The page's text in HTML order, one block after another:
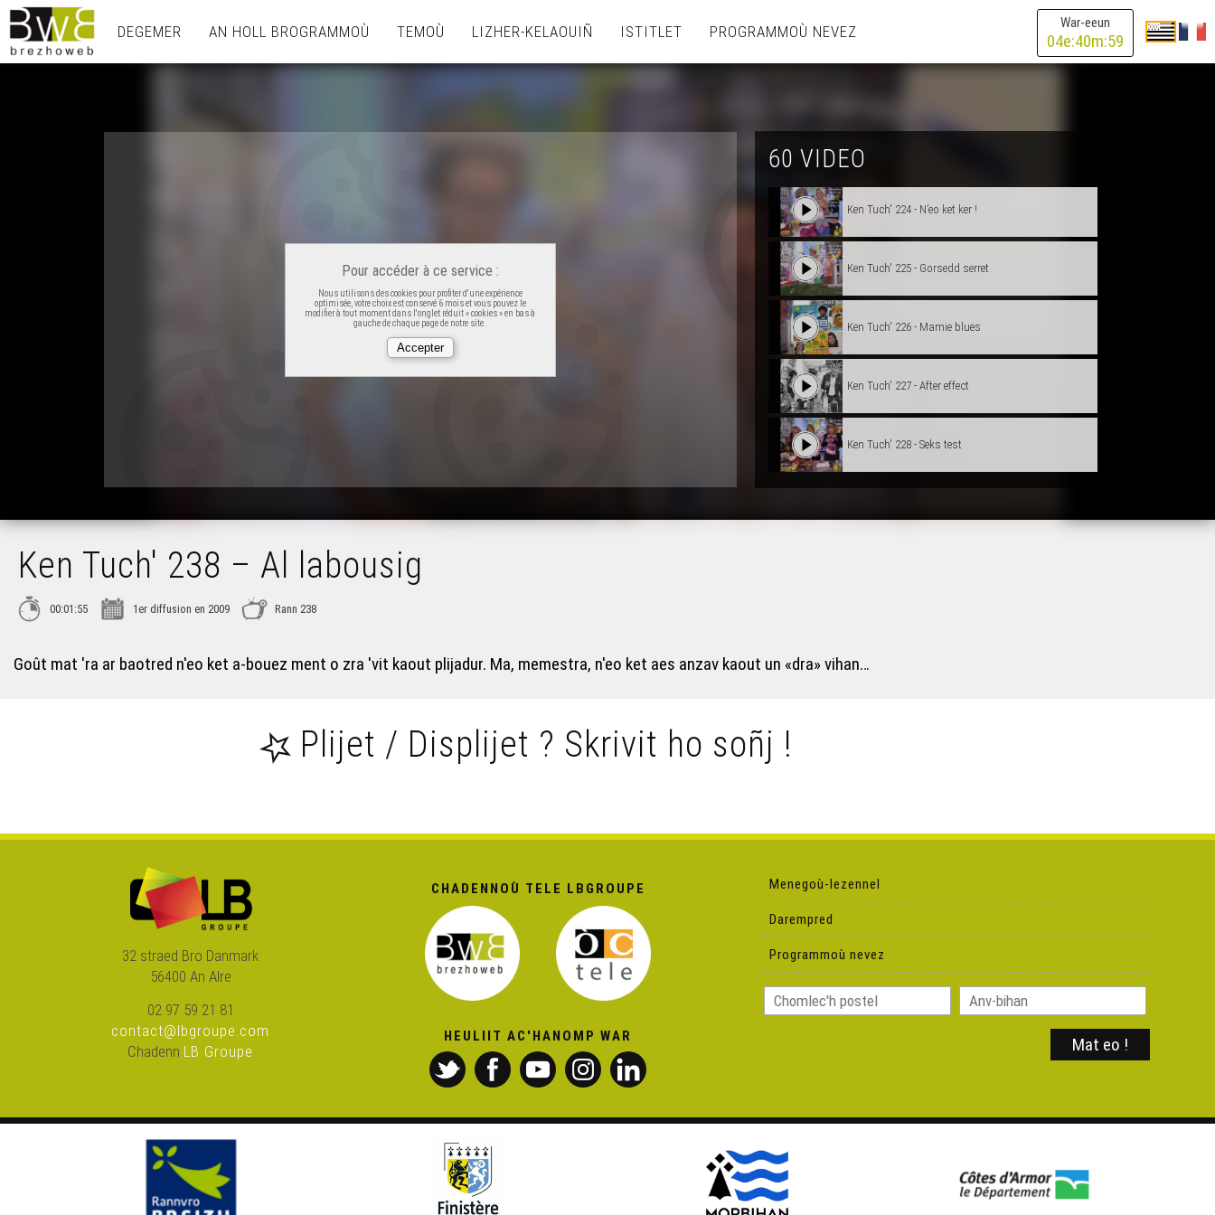
War-eeun
04e:40m:59
DEGEMER AN HOLL BROGRAMMOÙ TEMOÙ LIZHER-KELAOUIÑ ISTITLET PROGRAMMOÙ NEVEZ
Pour accéder à ce service :
Nous utilisons des cookies pour profiter d'une expérience
optimisée, votre choix est conservé 6 mois et vous pouvez le
modifier à tout moment dans l'onglet réduit « cookies » en bas à
gauche de chaque page de notre site.
60 VIDEO
Ken Tuch' 221 - Kiss me stupid
Ken Tuch' 223 - Kenetrezomp ni hon-unan
Ken Tuch' 224 - N’eo ket ker !
Ken Tuch' 225 - Gorsedd serret
Ken Tuch' 226 - Mamie blues
Ken Tuch' 227 - After effect
Ken Tuch' 228 - Seks test
Ken Tuch' 237 – An arz hag ar baotred
Ken Tuch' 238 – Al labousig
00:01:55 1er diffusion en 2009 Rann 238
Goût mat 'ra ar baotred n'eo ket a-bouez ment o zra 'vit kaout plijadur. Ma, memestra, n'eo ket aes anzav kaout un «dra» vihan…
Plijet / Displijet ? Skrivit ho soñj !
32 straed Bro Danmark
56400 An Alre
02 97 59 21 81
contact@lbgroupe.com
Chadenn LB Groupe
CHADENNOÙ TELE LBGROUPE
HEULIIT AC'HANOMP WAR
Menegoù-lezennel
Darempred
Programmoù nevez